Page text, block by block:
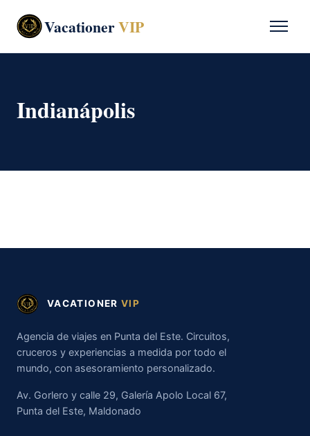
VacationerVIP
Indianápolis
VACATIONER VIP
Agencia de viajes en Punta del Este. Circuitos,
cruceros y experiencias a medida por todo el
mundo, con asesoramiento personalizado.
Av. Gorlero y calle 29, Galería Apolo Local 67,
Punta del Este, Maldonado